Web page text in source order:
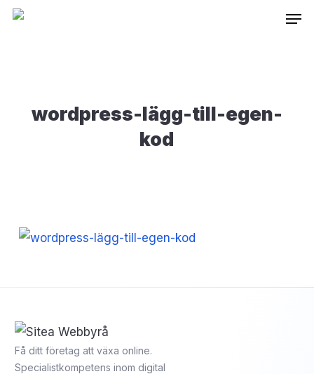
Skip
wordpress-lägg-till-egen-
kod
Få ditt företag att växa online.
Specialistkompetens inom digital